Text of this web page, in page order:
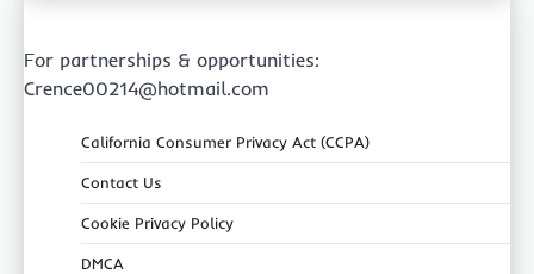
For partnerships & opportunities:
Crence00214@hotmail.com
California Consumer Privacy Act (CCPA)
Contact Us
Cookie Privacy Policy
DMCA